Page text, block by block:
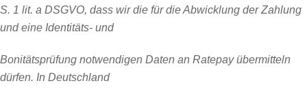
S. 1 lit. a DSGVO, dass wir die für die Abwicklung der Zahlung
und eine Identitäts- und
Bonitätsprüfung notwendigen Daten an Ratepay übermitteln
dürfen. In Deutschland